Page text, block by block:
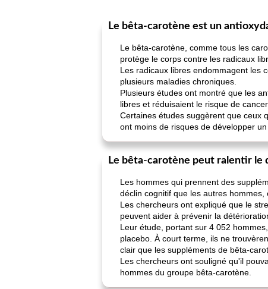
Le bêta-carotène est un
Le bêta-carotène, comme tous les
protège le corps contre les radicaux
Les radicaux libres endommagent les
plusieurs maladies chroniques.
Plusieurs études ont montré que les
libres et réduisaient le risque de
Certaines études suggèrent que ceux
ont moins de risques de développer
Le bêta-carotène peut ralentir le
Les hommes qui prennent des
déclin cognitif que les autres
Les chercheurs ont expliqué que le
peuvent aider à prévenir la
Leur étude, portant sur 4 052
placebo. À court terme, ils ne
clair que les suppléments de bêta-
Les chercheurs ont souligné qu'il
hommes du groupe bêta-carotène.